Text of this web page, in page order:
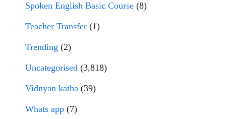
Spoken English Basic Course (8)
Teacher Transfer (1)
Trending (2)
Uncategorised (3,818)
Vidnyan katha (39)
Whats app (7)